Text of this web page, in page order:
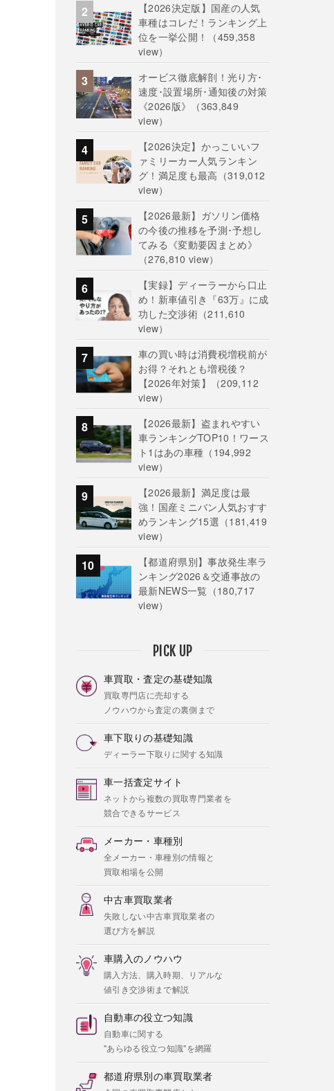
【2026決定版】国産の人気
車種はコレだ！ランキング上
位を一挙公開！
（459,358
view）
オービス徹底解剖！光り方･
速度･設置場所･通知後の対策
《2026版》
（363,849
view）
【2026決定】かっこいいフ
ァミリーカー人気ランキン
グ！満足度も最高 （319,012
view）
【2026最新】ガソリン価格
の今後の推移を予測･予想し
てみる《変動要因まとめ》
（276,810 view）
【実録】ディーラーから口止
め！新車値引き『63万』に成
功した交渉術（211,610
view）
車の買い時は消費税増税前が
お得？それとも増税後？
【2026年対策】
（209,112
view）
【2026最新】盗まれやすい
車ランキングTOP10！ワース
ト1はあの車種 （194,992
view）
【2026最新】満足度は最
強！国産ミニバン人気おすす
めランキング15選 （181,419
view）
【都道府県別】事故発生率ラ
ンキング2026＆交通事故の
最新NEWS一覧 （180,717
view）
PICK UP
車買取・査定の基礎知識
買取専門店に売却する
ノウハウから査定の裏側まで
車下取りの基礎知識
ディーラー下取りに関する知識
車一括査定サイト
ネットから複数の買取専門業者を
競合できるサービス
メーカー・車種別
全メーカー・車種別の情報と
買取相場を公開
中古車買取業者
失敗しない中古車買取業者の
選び方を解説
車購入のノウハウ
購入方法、購入時期、リアルな
値引き交渉術まで解説
自動車の役立つ知識
自動車に関する
"あらゆる役立つ知識"を網羅
都道府県別の車買取業者